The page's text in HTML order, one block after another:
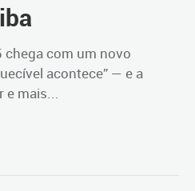
chega com um novo
acontece” — e a
e mais...